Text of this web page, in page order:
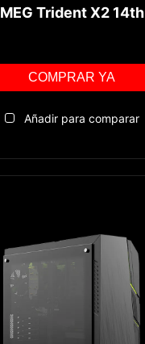
MEG Trident X2 14th
COMPRAR YA
Añadir para comparar